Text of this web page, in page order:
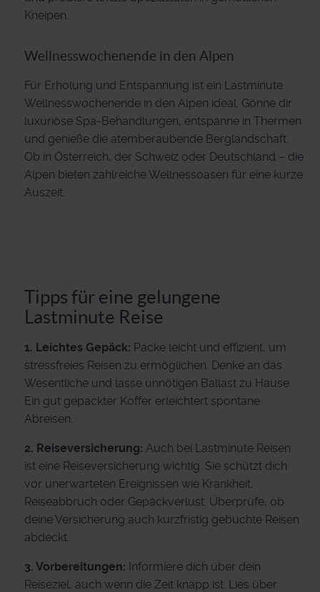
Kneipen.
Wellnesswochenende in den Alpen
Für Erholung und Entspannung ist ein Lastminute
Wellnesswochenende in den Alpen ideal. Gönne dir
luxuriöse Spa-Behandlungen, entspanne in Thermen
und genieße die atemberaubende Berglandschaft.
Ob in Österreich, der Schweiz oder Deutschland – die
Alpen bieten zahlreiche Wellnessoasen für eine kurze
Auszeit.
Tipps für eine gelungene
Lastminute Reise
1. Leichtes Gepäck: Packe leicht und effizient, um
stressfreies Reisen zu ermöglichen. Denke an das
Wesentliche und lasse unnötigen Ballast zu Hause.
Ein gut gepackter Koffer erleichtert spontane
Abreisen.
2. Reiseversicherung: Auch bei Lastminute Reisen
ist eine Reiseversicherung wichtig. Sie schützt dich
vor unerwarteten Ereignissen wie Krankheit,
Reiseabbruch oder Gepäckverlust. Überprüfe, ob
deine Versicherung auch kurzfristig gebuchte Reisen
abdeckt.
3. Vorbereitungen: Informiere dich über dein
Reiseziel, auch wenn die Zeit knapp ist. Lies über